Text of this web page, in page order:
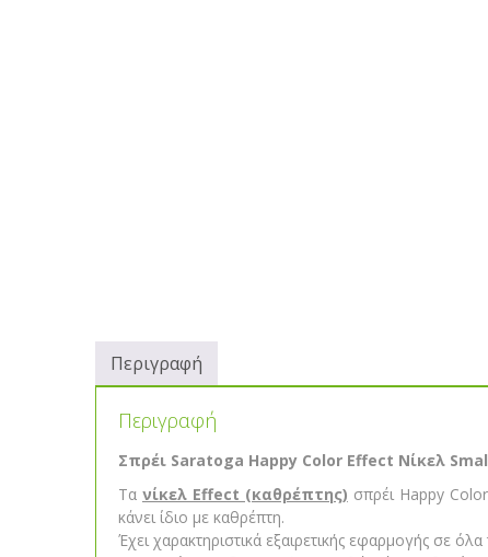
Περιγραφή
Περιγραφή
Σπρέι Saratoga Happy Color Effect Νίκελ
Τα νίκελ Effect (καθρέπτης) σπρέι Happy
κάνει ίδιο με καθρέπτη.
Έχει χαρακτηριστικά εξαιρετικής εφαρμογής σε